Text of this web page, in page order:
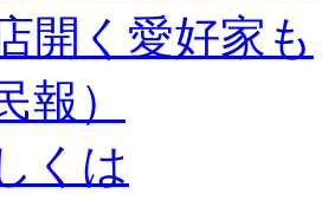
開く愛好家も
報）
くは